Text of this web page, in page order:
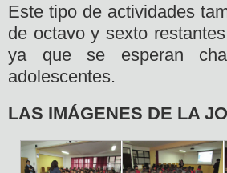
Este tipo de actividades
de octavo y sexto
ya que se esperan
adolescentes.
LAS IMÁGENES DE LA